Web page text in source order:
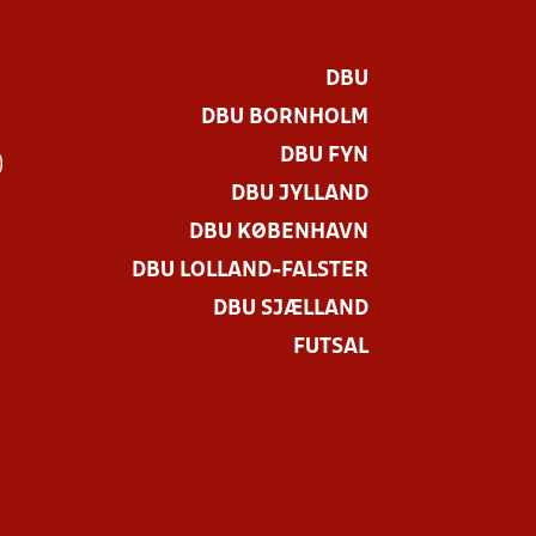
DBU
DBU BORNHOLM
DBU FYN
DBU JYLLAND
DBU KØBENHAVN
DBU LOLLAND-FALSTER
DBU SJÆLLAND
FUTSAL